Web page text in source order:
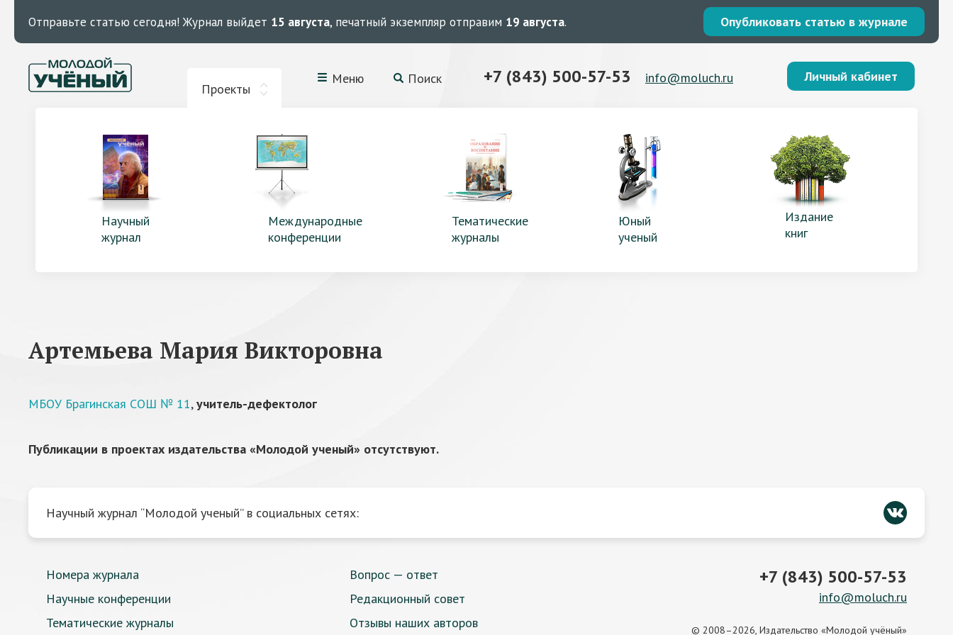
Отправьте статью сегодня! Журнал выйдет 15 августа, печатный экземпляр отправим 19 августа. Опубликовать статью в журнале
Проекты
Меню Поиск +7 (843) 500-57-53 info@moluch.ru Личный кабинет
Научный
журнал
Международные
конференции
Тематические
журналы
Юный
ученый
Издание
книг
Артемьева Мария Викторовна
МБОУ Брагинская СОШ № 11,учитель-дефектолог
Публикации в проектах издательства «Молодой ученый» отсутствуют.
Научный журнал “Молодой ученый” в социальных сетях:
Номера журнала
Научные конференции
Тематические журналы
Вопрос — ответ
Редакционный совет
Отзывы наших авторов
+7 (843) 500-57-53
info@moluch.ru
© 2008–2026, Издательство «Молодой учёный»